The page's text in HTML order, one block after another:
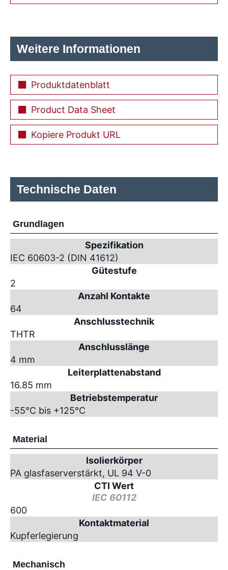
Weitere Informationen
Produktdatenblatt
Product Data Sheet
Kopiere Produkt URL
Technische Daten
Grundlagen
Spezifikation
IEC 60603-2 (DIN 41612)
Gütestufe
2
Anzahl Kontakte
64
Anschlusstechnik
THTR
Anschlusslänge
4 mm
Leiterplattenabstand
16.85 mm
Betriebstemperatur
-55°C bis +125°C
Material
Isolierkörper
PA glasfaserverstärkt, UL 94 V-0
CTI Wert
IEC 60112
600
Kontaktmaterial
Kupferlegierung
Mechanisch